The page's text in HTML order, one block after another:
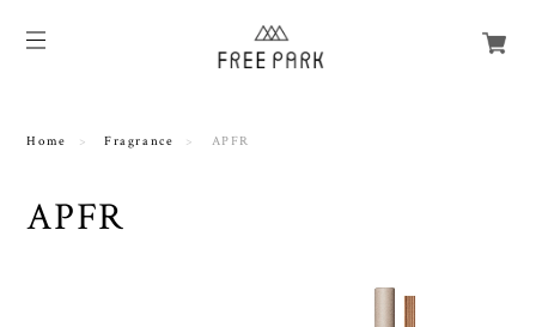
Home Fragrance APFR
APFR